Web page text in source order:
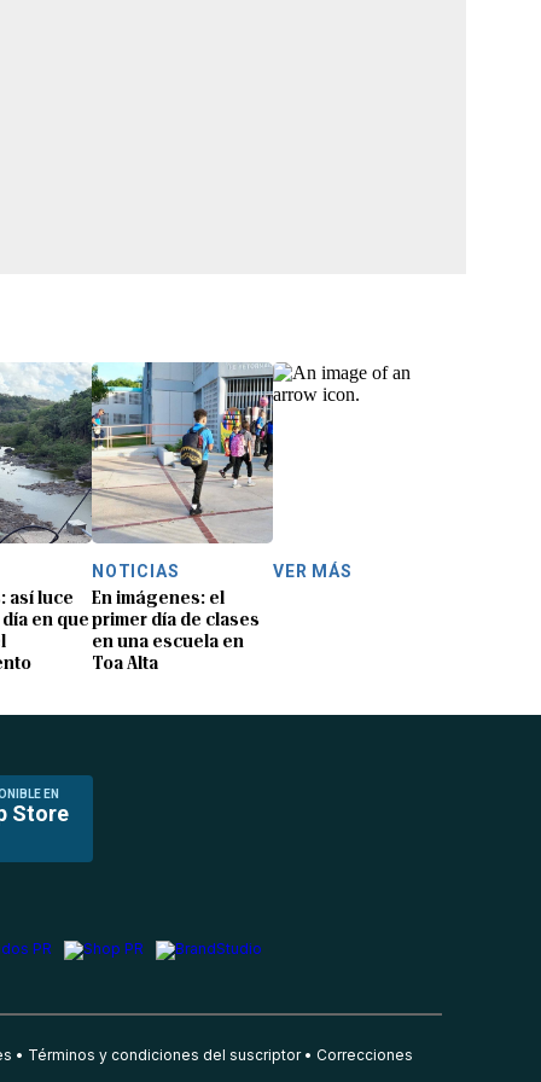
así luce
en que
NOTICIAS
En imágenes: el
primer día de clases
en una escuela en
Toa Alta
VER MÁS
EN
Store
Términos y condiciones del suscriptor Correcciones